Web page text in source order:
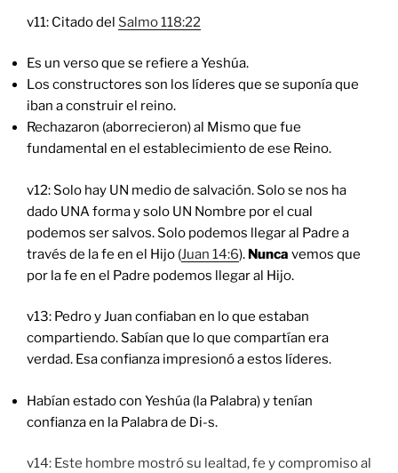
v11: Citado del Salmo 118:22
Es un verso que se refiere a Yeshúa.
Los constructores son los líderes que se suponía que
iban a construir el reino.
Rechazaron (aborrecieron) al Mismo que fue
fundamental en el establecimiento de ese Reino.
v12: Solo hay UN medio de salvación. Solo se nos ha
dado UNA forma y solo UN Nombre por el cual
podemos ser salvos. Solo podemos llegar al Padre a
través de la fe en el Hijo (Juan 14:6). Nunca vemos que
por la fe en el Padre podemos llegar al Hijo.
v13: Pedro y Juan confiaban en lo que estaban
compartiendo. Sabían que lo que compartían era
verdad. Esa confianza impresionó a estos líderes.
Habían estado con Yeshúa (la Palabra) y tenían
confianza en la Palabra de Di-s.
v14: Este hombre mostró su lealtad, fe y compromiso al